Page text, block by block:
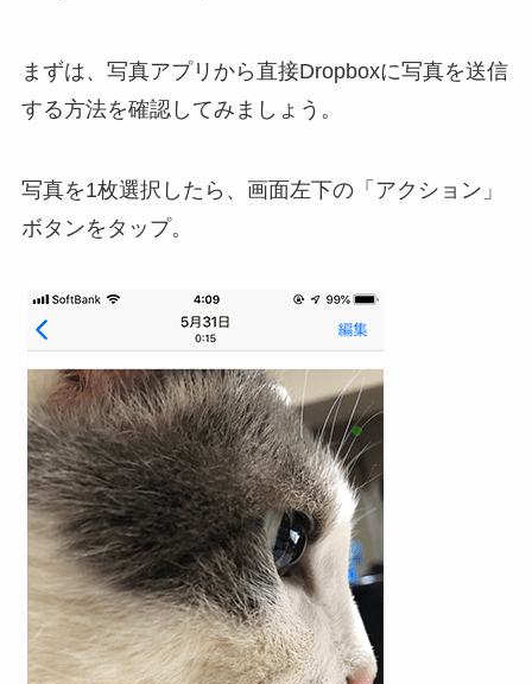
まずは、写真アプリから直接Dropboxに写真を送信
する方法を確認してみましょう。
写真を1枚選択したら、画面左下の「アクション」
ボタンをタップ。